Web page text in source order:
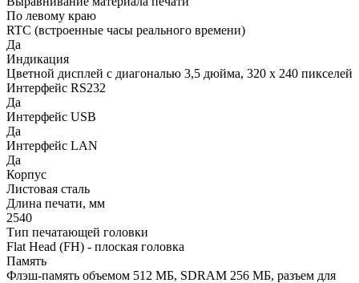
По левому краю
RTC (встроенные часы реального времени)
Да
Индикация
Цветной дисплей с диагональю 3,5 дюйма, 320 x 240 пикселей
Интерфейс RS232
Да
Интерфейс USB
Да
Интерфейс LAN
Да
Корпус
Листовая сталь
Длина печати, мм
2540
Тип печатающей головки
Flat Head (FH) - плоская головка
Память
Флэш-память объемом 512 МБ, SDRAM 256 МБ, разъем для